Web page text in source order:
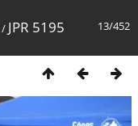
13/452
/ JPR 5195